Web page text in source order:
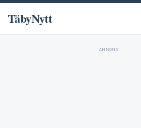
TäbyNytt
ANNONS